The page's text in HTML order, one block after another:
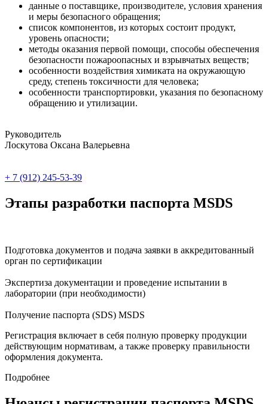
данные о поставщике, производителе, условия хранения
и меры безопасного обращения;
список компонентов, из которых состоит продукт,
уровень опасности;
методы оказания первой помощи, способы обеспечения
безопасности пожароопасных и взрывчатых веществ;
особенности воздействия химиката на окружающую
среду, степень токсичности для человека;
особенности транспортировки, указания по безопасному
обращению и утилизации.
Руководитель
Лоскутова Оксана Валерьевна
+ 7 (912) 245-53-39
Этапы разработки паспорта MSDS
Подготовка документов и подача заявки в аккредитованный
орган по сертификации
Экспертиза документации и проведение испытании в
лаборатории (при необходимости)
Получение паспорта (SDS) MSDS
Регистрация включает в себя полную проверку продукции
действующим нормативам, а также проверку правильности
оформления документа.
Подробнее